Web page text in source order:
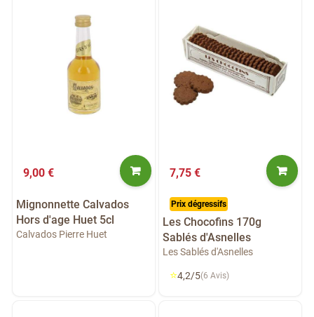
9,00 €
Mignonnette Calvados
Hors d'age Huet 5cl
Calvados Pierre Huet
7,75 €
Prix dégressifs
Les Chocofins 170g
Sablés d'Asnelles
Les Sablés d'Asnelles
⭐4,2/5(6 Avis)